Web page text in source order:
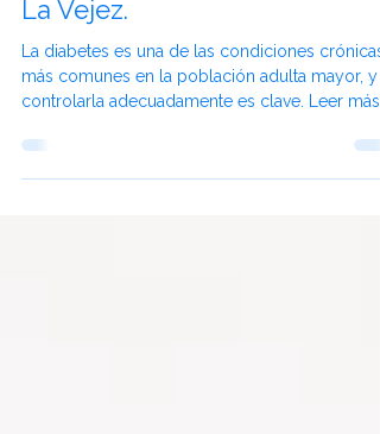
Controlar la Diabetes Para
Mejorar la Calidad de Vida en
La Vejez.
La diabetes es una de las condiciones crónicas